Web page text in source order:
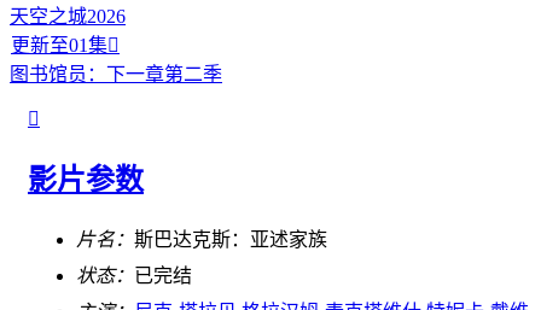
天空之城2026
更新至01集
图书馆员：下一章第二季

影片参数
片名： 斯巴达克斯：亚述家族
状态： 已完结